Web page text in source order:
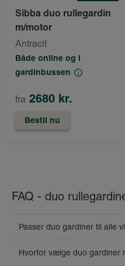
Sibba duo rullegardin
m/motor
Antracit
Både online og i
gardinbussen
fra 2680 kr.
Bestil nu
FAQ - duo
Passer duo gardiner til alle
Hvorfor vælge duo gardiner